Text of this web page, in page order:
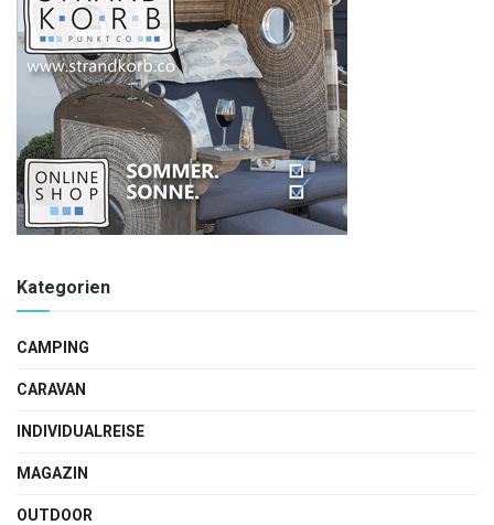
Kategorien
CAMPING
CARAVAN
INDIVIDUALREISE
MAGAZIN
OUTDOOR